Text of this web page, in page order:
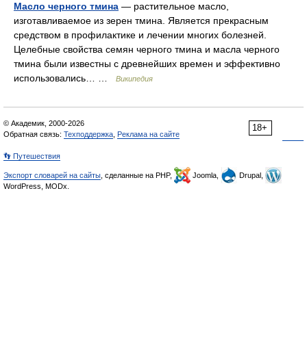
Масло черного тмина — растительное масло,
изготавливаемое из зерен тмина. Является прекрасным
средством в профилактике и лечении многих болезней.
Целебные свойства семян черного тмина и масла черного
тмина были известны с древнейших времен и эффективно
использовались… …
Википедия
18+
© Академик, 2000-2026
Обратная связь: Техподдержка Реклама на сайте
👣 Путешествия
Экспорт словарей на сайты , сделанные на PHP, Joomla,
Drupal,
WordPress, MODx.